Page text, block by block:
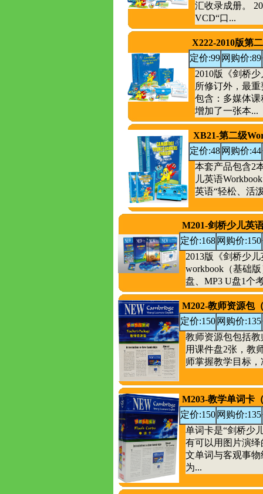
汇收录成册。
VCD“口...
X222-2010版第
定价:99 网购价:89
2010版《剑桥
所修订外，最
包含：多媒体
增加了一张本...
XB21-第二级
定价:48 网购价:44
本套产品包含2
儿英语
英语“轻松、活
M201-剑桥少儿英
定价:168 网购价:150
2013版《剑桥少
workbook（基础
盘、MP3 U盘1个
M202-教师资源包
定价:150 网购价:135
教师资源包包括
用课件盘2张，教
师掌握教学目标
M203-教学单词卡
定价:150 网购价:135
单词卡是“剑桥少
有可以用图片演
文单词与客观事
为...